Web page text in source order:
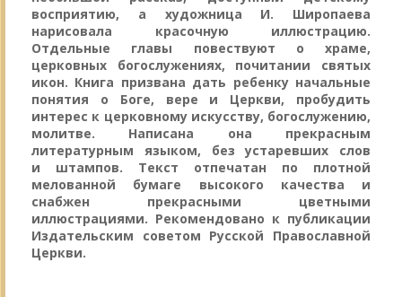
восприятию, а художница И. Широпаева
нарисовала красочную иллюстрацию.
Отдельные главы повествуют о храме,
церковных богослужениях, почитании святых
икон. Книга призвана дать ребенку начальные
понятия о Боге, вере и Церкви, пробудить
интерес к церковному искусству, богослужению,
молитве. Написана она прекрасным
литературным языком, без устаревших слов
и штампов. Текст отпечатан по плотной
мелованной бумаге высокого качества и
снабжен прекрасными цветными
иллюстрациями. Рекомендовано к публикации
Издательским советом Русской Православной
Церкви.